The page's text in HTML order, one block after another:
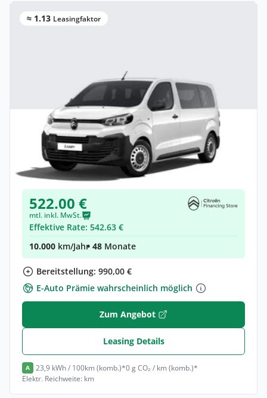
≈ 1.13 Leasingfaktor
Privat & Gewerbe
Citroën Jumpy Kombi Kombi (Länge M)
Elektro •Automatik •
Neuwagen(konfigurierbar)
522.00 €
mtl. inkl. MwSt.
Effektive Rate: 542.63 €
10.000 km/Jahr• 48 Monate
Bereitstellung: 990,00 €
E-Auto Prämie wahrscheinlich möglich
Zum Angebot
Leasing Details
A 23,9 kWh / 100km (komb.)*0 g CO₂ / km (komb.)*
Elektr. Reichweite: km